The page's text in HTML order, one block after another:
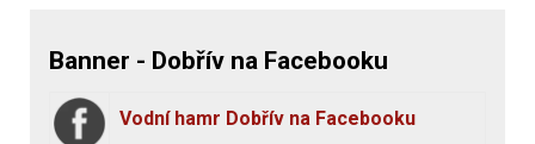
Banner - Dobřív na Facebooku
Vodní hamr Dobřív na Facebooku